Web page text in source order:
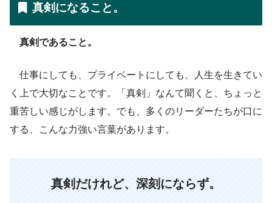
真剣になること。
真剣であること。
仕事にしても、プライベートにしても、人生を生きてい
く上で大切なことです。「真剣」なんて聞くと、ちょっと
重苦しい感じがします。でも、多くのリーダーたちが口に
する、こんな力強い言葉があります。
真剣だけれど、深刻にならず。